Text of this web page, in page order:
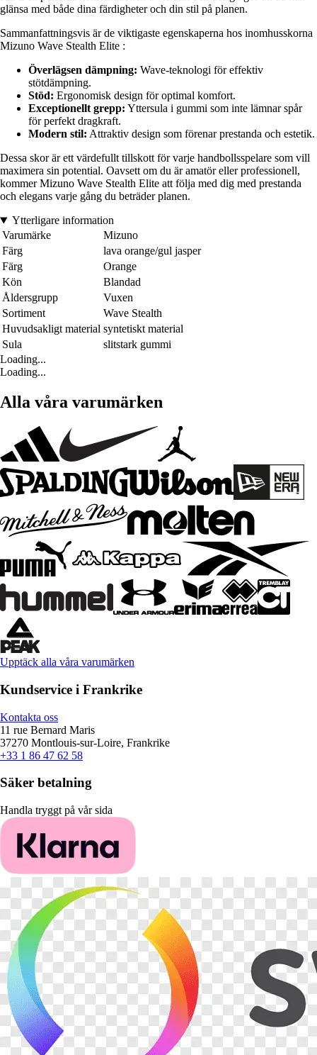
glänsa med både dina färdigheter och din stil på planen.
Sammanfattningsvis är de viktigaste egenskaperna hos inomhusskorna
Mizuno Wave Stealth Elite :
Överlägsen dämpning: Wave-teknologi för effektiv
stötdämpning.
Stöd: Ergonomisk design för optimal komfort.
Exceptionellt grepp: Yttersula i gummi som inte lämnar spår
för perfekt dragkraft.
Modern stil: Attraktiv design som förenar prestanda och estetik.
Dessa skor är ett värdefullt tillskott för varje handbollsspelare som vill
maximera sin potential. Oavsett om du är amatör eller professionell,
kommer Mizuno Wave Stealth Elite att följa med dig med prestanda
och elegans varje gång du beträder planen.
Ytterligare information
Varumärke
Mizuno
Färg
lava orange/gul jasper
Färg
Orange
Kön
Blandad
Åldersgrupp
Vuxen
Sortiment
Wave Stealth
Huvudsakligt material syntetiskt material
Sula
slitstark gummi
Loading...
Loading...
Alla våra varumärken
Upptäck alla våra varumärken
Kundservice i Frankrike
Kontakta oss
11 rue Bernard Maris
37270 Montlouis-sur-Loire, Frankrike
+33 1 86 47 62 58
Säker betalning
Handla tryggt på vår sida